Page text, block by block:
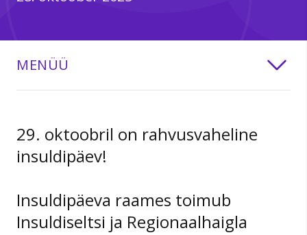
29. oktoobril on rahvusvaheline
insuldipäev!
Insuldipäeva raames toimub
Insuldiseltsi ja Regionaalhaigla
MENÜÜ